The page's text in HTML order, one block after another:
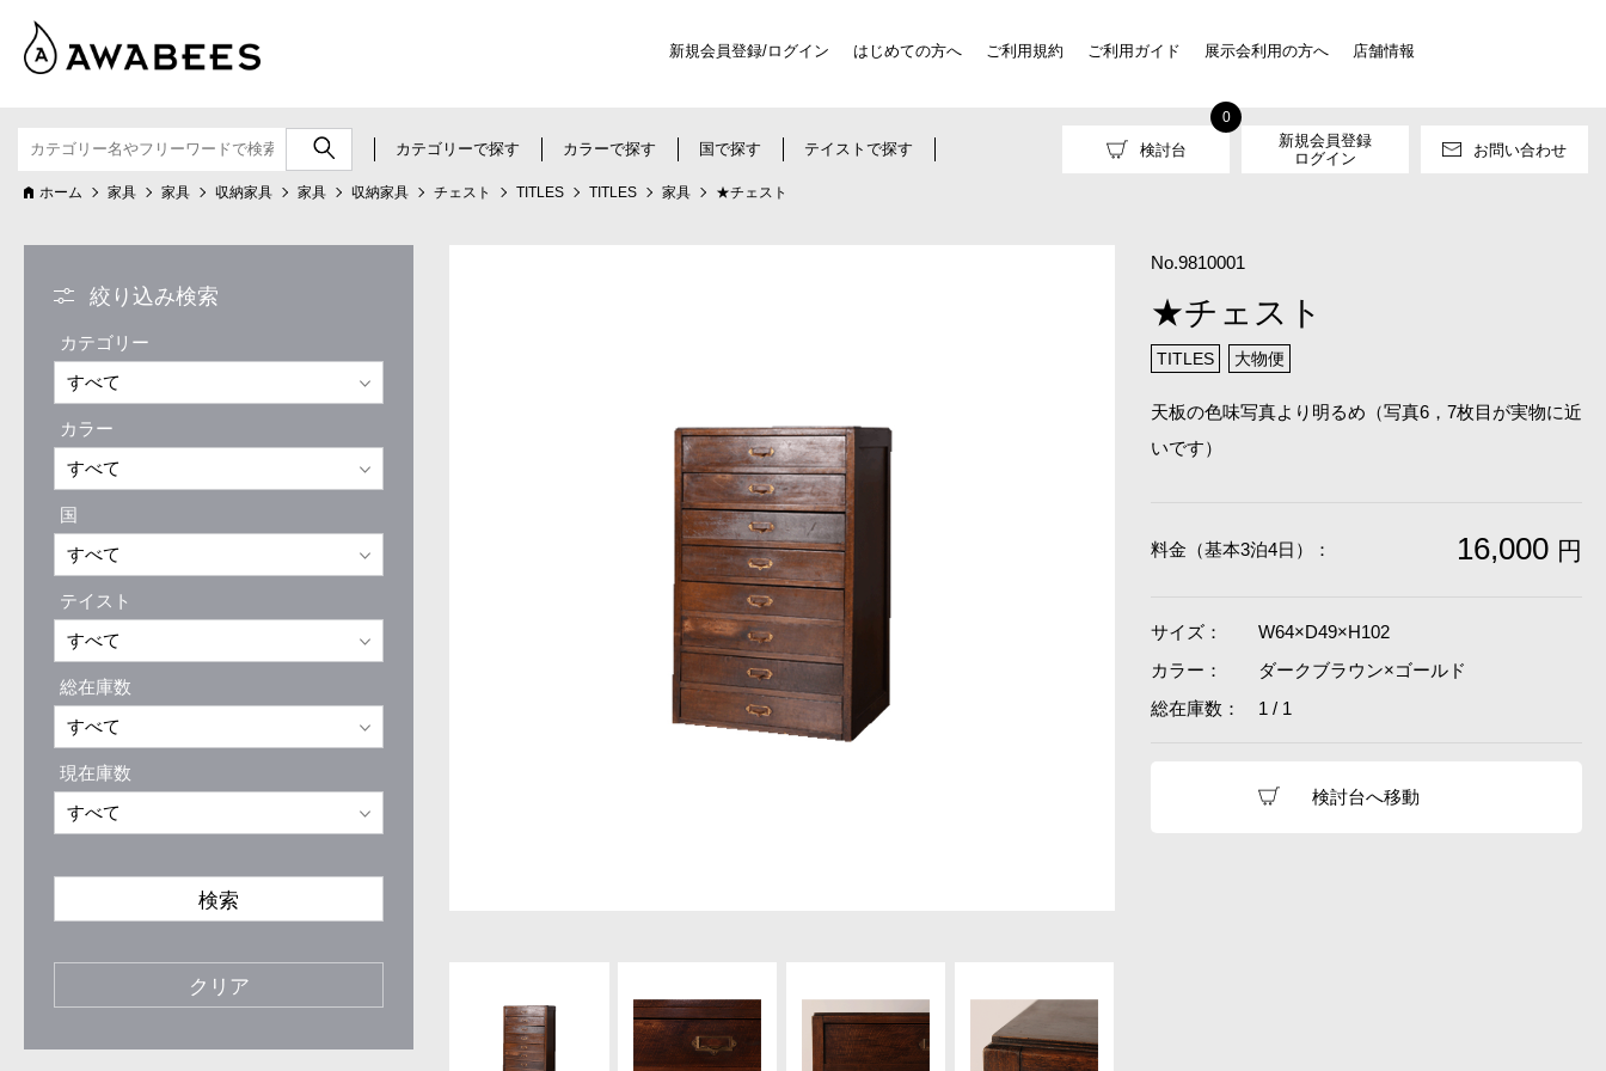
新規会員登録/ログイン はじめての方へ ご利用規約 ご利用ガイド 展示会利用の方へ 店舗情報
カテゴリーで探す カラーで探す 国で探す テイストで探す 検討台
0
新規会員登録
ログイン
お問い合わせ
ホーム 家具 家具 収納家具 家具 収納家具 チェスト TITLES TITLES 家具 ★チェスト
絞り込み検索
カテゴリー
カラー
国
テイスト
総在庫数
現在庫数
検索
No.9810001
★チェスト
TITLES 大物便
天板の色味写真より明るめ（写真6，7枚目が実物に近
いです）
料金（基本3泊4日）： 16,000 円
サイズ：
W64×D49×H102
カラー：
ダークブラウン×ゴールド
総在庫数：
1 / 1
検討台へ移動